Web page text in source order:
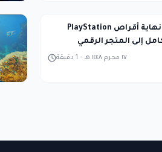
سوني تعلن نهاية أقراص PlayStation
إلى المتجر الرقمي
1 دقيقة - ١٧ محرم ١٤٤٨ هـ